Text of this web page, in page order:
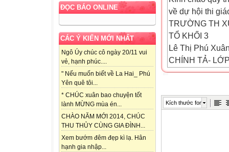
ĐỌC BÁO ONLINE
CÁC Ý KIẾN MỚI NHẤT
Ngô Úy chúc cô ngày 20/11 vui
vẻ, hạnh phúc....
" Nếu muốn biết về La Hai_ Phú
Yên quê tôi...
* CHÚC xuân bao chuyện tốt
lành MỪNG mùa én...
CHÀO NĂM MỚI 2014, CHÚC
THU THỦY CÙNG GIA ĐÌNH...
Xem bướm đêm đẹp kì lạ. Hân
hạnh gia nhập...
về dự hội thi
TRƯỜNG TH
TỔ KHỐI 3
Lê Thị Phú
CHÍNH TẢ-
Lớp hát bài
Quê hương là
Kích thước font